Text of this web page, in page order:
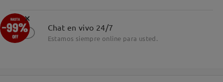
Chat en vivo 24/7
Estamos siempre online para usted.
×